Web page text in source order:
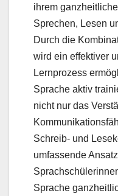
ihrem
Sprechen, Lesen
Durch die
wird ein effektiver
Lernprozess
Sprache aktiv
nicht nur das
Schreib- und
umfassende
Sprache